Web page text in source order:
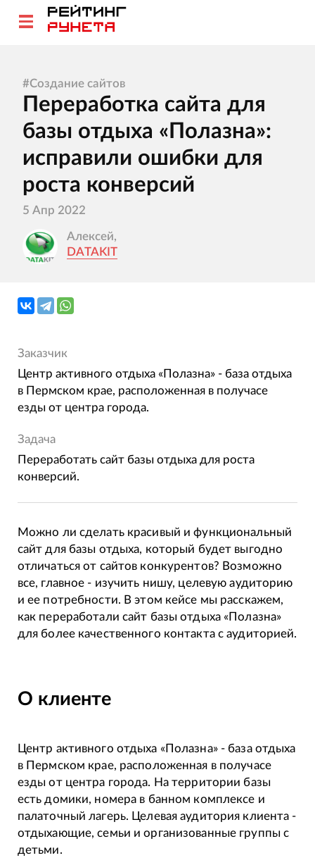
#Создание сайтов
Переработка сайта для
базы отдыха «Полазна»:
исправили ошибки для
роста конверсий
5 Апр 2022
Алексей,
DATAKIT
Заказчик
Центр активного отдыха «Полазна» - база отдыха
в Пермском крае, расположенная в получасе
езды от центра города.
Задача
Переработать сайт базы отдыха для роста
конверсий.
Можно ли сделать красивый и функциональный
сайт для базы отдыха, который будет выгодно
отличаться от сайтов конкурентов? Возможно
все, главное - изучить нишу, целевую аудиторию
и ее потребности. В этом кейсе мы расскажем,
как переработали сайт базы отдыха «Полазна»
для более качественного контакта с аудиторией.
О клиенте
Центр активного отдыха «Полазна» - база отдыха
в Пермском крае, расположенная в получасе
езды от центра города. На территории базы
есть домики, номера в банном комплексе и
палаточный лагерь. Целевая аудитория клиента -
отдыхающие, семьи и организованные группы с
детьми.